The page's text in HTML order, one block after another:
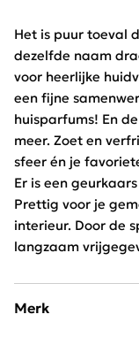
Het is puur toeval
dezelfde naam
voor heerlijke
een fijne
huisparfums! En
meer. Zoet en
sfeer én je
Er is een
Prettig voor je
interieur. Door de
langzaam
Merk